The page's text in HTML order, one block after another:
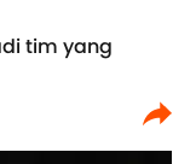
tim yang